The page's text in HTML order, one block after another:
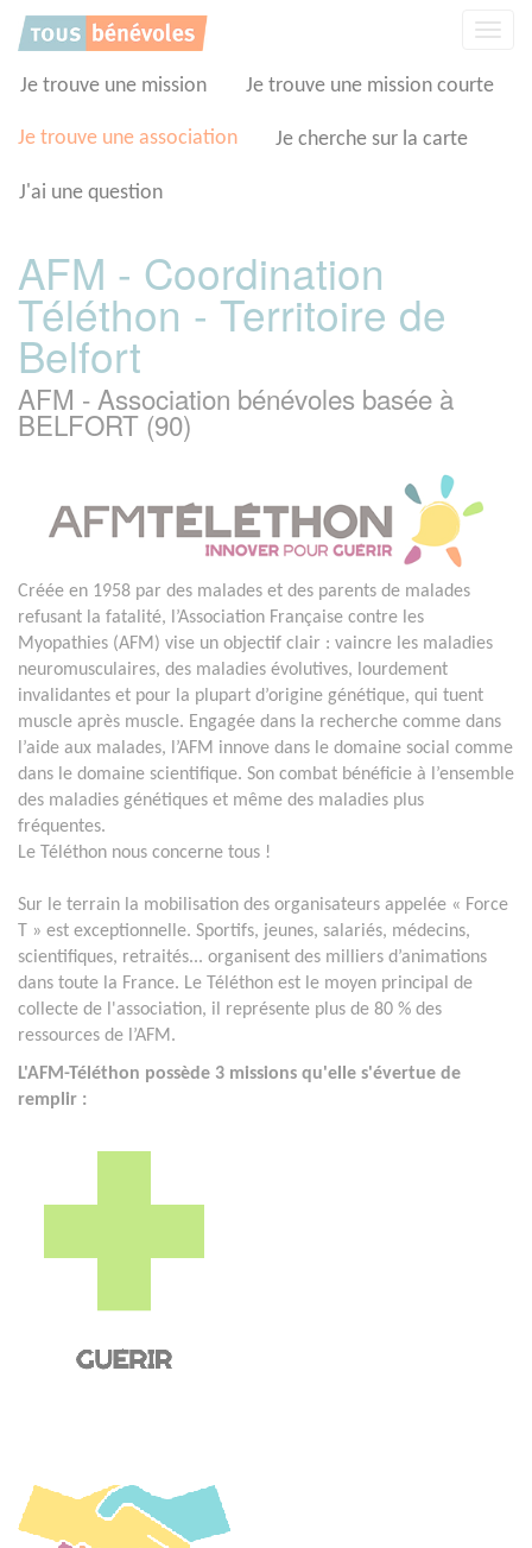
Je trouve une mission Je trouve une mission courte
Je trouve une association Je cherche sur la carte
J'ai une question
AFM - Coordination
Téléthon - Territoire de
Belfort
AFM - Association bénévoles basée à
BELFORT (90)
Créée en 1958 par des malades et des parents de malades
refusant la fatalité, l’Association Française contre les
Myopathies (AFM) vise un objectif clair : vaincre les maladies
neuromusculaires, des maladies évolutives, lourdement
invalidantes et pour la plupart d’origine génétique, qui tuent
muscle après muscle. Engagée dans la recherche comme dans
l’aide aux malades, l’AFM innove dans le domaine social comme
dans le domaine scientifique. Son combat bénéficie à l’ensemble
des maladies génétiques et même des maladies plus
fréquentes.
Le Téléthon nous concerne tous !
Sur le terrain la mobilisation des organisateurs appelée « Force
T » est exceptionnelle. Sportifs, jeunes, salariés, médecins,
scientifiques, retraités... organisent des milliers d’animations
dans toute la France. Le Téléthon est le moyen principal de
collecte de l'association, il représente plus de 80 % des
ressources de l’AFM.
L'AFM-Téléthon possède 3 missions qu'elle s'évertue de
remplir :
Panneau de gestion des cookies